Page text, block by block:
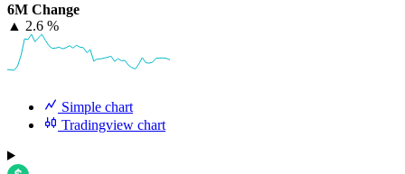
6M Change
▲ 2.6 %
Simple chart
Tradingview chart